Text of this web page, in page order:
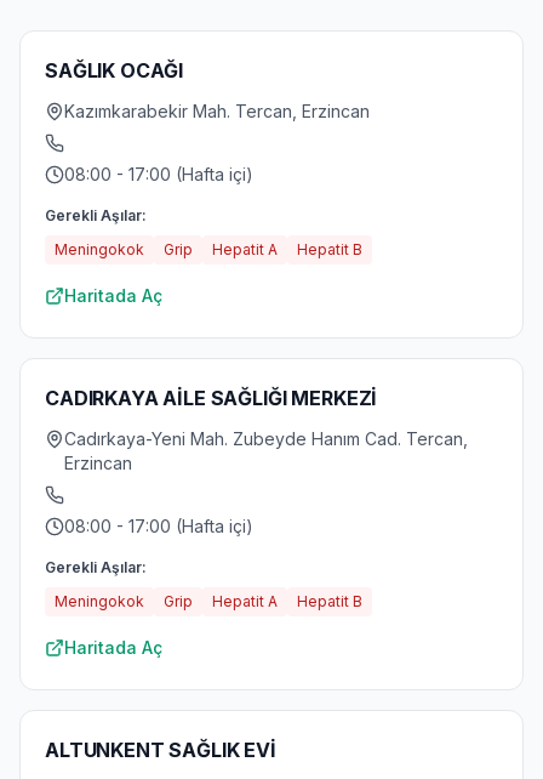
SAĞLIK OCAĞI
Kazımkarabekir Mah. Tercan, Erzincan
08:00 - 17:00 (Hafta içi)
Gerekli Aşılar:
Meningokok
Grip Hepatit A Hepatit B
Haritada Aç
CADIRKAYA AİLE SAĞLIĞI MERKEZİ
Cadırkaya-Yeni Mah. Zubeyde Hanım Cad. Tercan,
Erzincan
08:00 - 17:00 (Hafta içi)
Gerekli Aşılar:
Meningokok
Grip Hepatit A Hepatit B
Haritada Aç
ALTUNKENT SAĞLIK EVİ